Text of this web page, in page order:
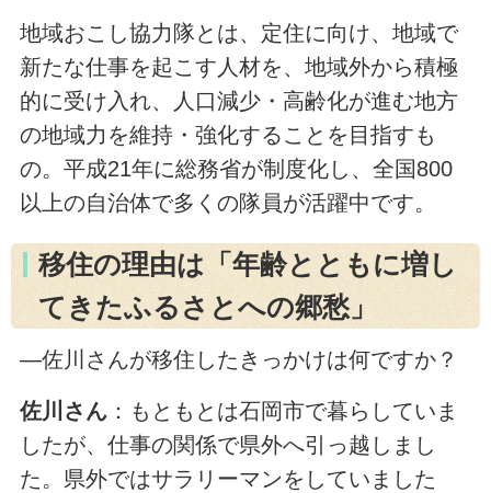
地域おこし協力隊とは、定住に向け、地域で
新たな仕事を起こす人材を、地域外から積極
的に受け入れ、人口減少・高齢化が進む地方
の地域力を維持・強化することを目指すも
の。平成21年に総務省が制度化し、全国800
以上の自治体で多くの隊員が活躍中です。
移住の理由は「年齢とともに増し
てきたふるさとへの郷愁」
―佐川さんが移住したきっかけは何ですか？
佐川さん：もともとは石岡市で暮らしていま
したが、仕事の関係で県外へ引っ越しまし
た。県外ではサラリーマンをしていました